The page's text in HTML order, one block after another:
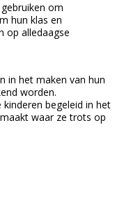
om
hun klas en
op alledaagse
in het maken van hun
worden.
begeleid in het
waar ze trots op